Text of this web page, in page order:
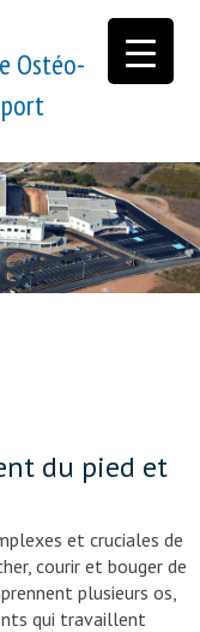
Ostéo-
du pied et
et cruciales de
courir et bouger de
plusieurs os,
qui travaillent